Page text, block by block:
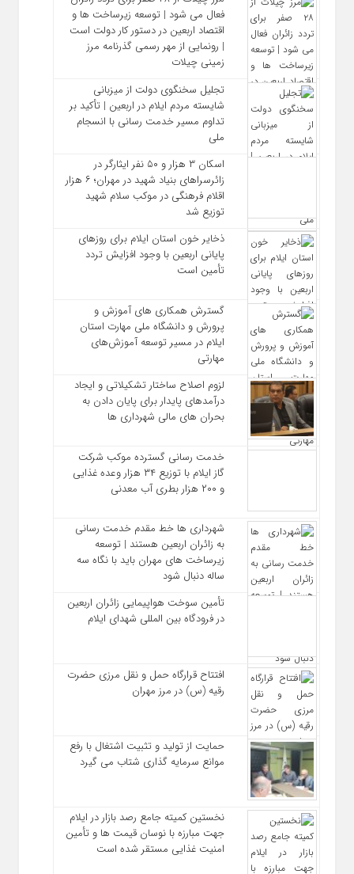
فعال می‌ شود | توسعه زیرساخت‌ ها و
اقتصاد اربعین در دستور کار دولت است
| رونمایی از مهر رسمی گذرنامه مرز
زمینی چیلات
تجلیل سخنگوی دولت از میزبانی
شایسته مردم ایلام در اربعین | تأکید بر
تداوم مسیر خدمت‌ رسانی با انسجام
ملی
اسکان ۳ هزار و ۵۰ نفر ایثارگر در
زائرسراهای بنیاد شهید در مهران؛ ۶ هزار
اقلام فرهنگی در موکب سلام شهید
توزیع شد
ذخایر خون استان ایلام برای روزهای
پایانی اربعین با وجود افزایش تردد
تأمین است
گسترش همکاری‌ های آموزش و
پرورش و دانشگاه ملی مهارت استان
ایلام در مسیر توسعه آموزش‌های
مهارتی
لزوم اصلاح ساختار تشکیلاتی و ایجاد
درآمدهای پایدار برای پایان دادن به
بحران‌ های مالی شهرداری‌ ها
خدمت رسانی گسترده موکب شرکت
گاز ایلام با توزیع ۳۴ هزار وعده غذایی
و ۲۰۰ هزار بطری آب معدنی
شهرداری‌ ها خط مقدم خدمت ‌رسانی
به زائران اربعین هستند | توسعه
زیرساخت ‌های مهران باید با نگاه سه‌
ساله دنبال شود
تأمین سوخت هواپیمایی زائران اربعین
در فرودگاه بین المللی شهدای ایلام
افتتاح قرارگاه حمل‌ و نقل مرزی حضرت
رقیه (س) در مرز مهران
حمایت از تولید و تثبیت اشتغال با رفع
موانع سرمایه‌ گذاری شتاب می‌ گیرد
نخستین کمیته جامع رصد بازار در ایلام
جهت مبارزه با نوسان قیمت‌ ها و تأمین
امنیت غذایی مستقر شده است